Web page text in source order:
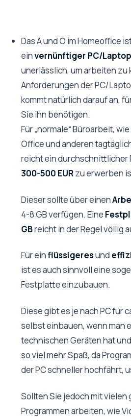
Das A und O im Homeoffice
einvernünftiger PC/Laptop
unerlässlich, um arbeiten zu
Anforderungen der PC/
kommt natürlich darauf an,
Sie ihn benötigen.
Für „normale“ Büroarbeit,
Office und anderen
reicht ein durchschnittlicher
300-500 EURzu erwerben
Dieser sollte über einen
4-8 GB verfügen. Eine
GBreicht in der Regel völlig
Für einflüssigeresund
ist es auch sinnvoll eine
Festplatte einzubauen.
Diese gibt es je nach PC für
selbst einbauen, wenn man
technischen Geräten hat
so viel mehr Spaß, da
der PC schneller hochfährt,
Sollten Sie jedoch mit vielen
Programmen arbeiten, wie